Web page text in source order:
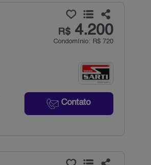
R$4.200
Condomínio: R$ 720
Contato